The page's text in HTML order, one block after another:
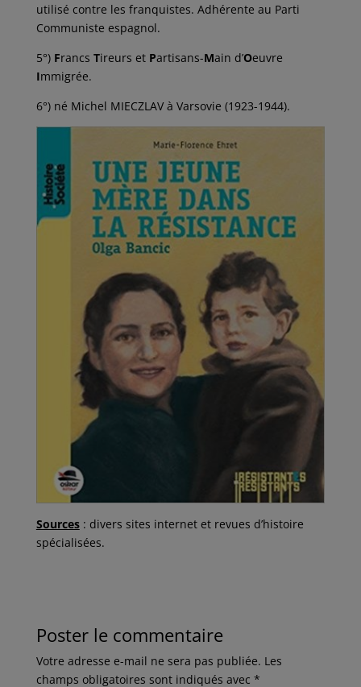
utilisé contre les franquistes. Adhérente au Parti
Communiste espagnol.
5°) Francs Tireurs et Partisans-Main d’Oeuvre
Immigrée.
6°) né Michel MIECZLAV à Varsovie (1923-1944).
Sources: divers sites internet et revues d’histoire
spécialisées.
Poster le commentaire
Votre adresse e-mail ne sera pas publiée. Les
champs obligatoires sont indiqués avec *